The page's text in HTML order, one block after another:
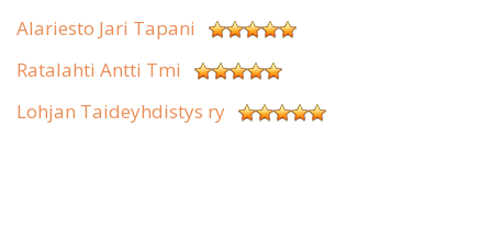
Alariesto Jari Tapani
Ratalahti Antti Tmi
Lohjan Taideyhdistys ry